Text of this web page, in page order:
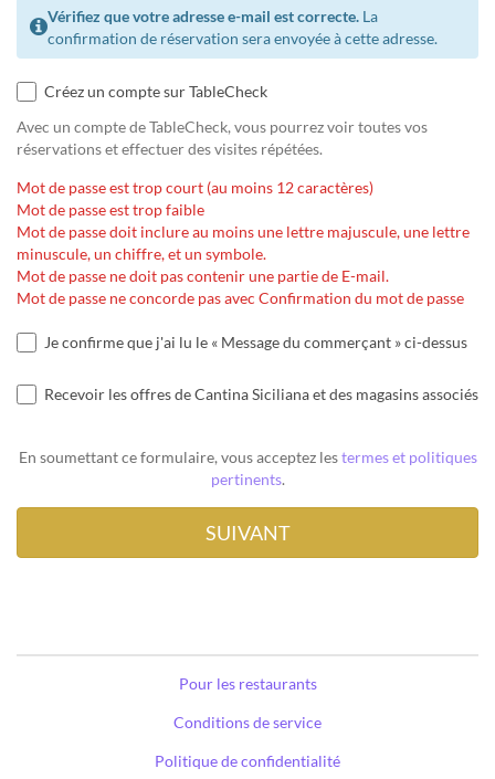
Vérifiez que votre adresse e-mail est correcte. La
confirmation de réservation sera envoyée à cette adresse.
Créez un compte sur TableCheck
Avec un compte de TableCheck, vous pourrez voir toutes vos
réservations et effectuer des visites répétées.
Mot de passe est trop court (au moins 12 caractères)
Mot de passe est trop faible
Mot de passe doit inclure au moins une lettre majuscule, une lettre
minuscule, un chiffre, et un symbole.
Mot de passe ne doit pas contenir une partie de E-mail.
Mot de passe ne concorde pas avec Confirmation du mot de passe
Je confirme que j'ai lu le « Message du commerçant » ci-dessus
Recevoir les offres de Cantina Siciliana et des magasins associés
En soumettant ce formulaire, vous acceptez lestermes et politiques
pertinents.
Pour les restaurants
Conditions de service
Politique de confidentialité